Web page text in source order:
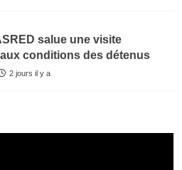
salue une visite
conditions des détenus
2 jours il y a